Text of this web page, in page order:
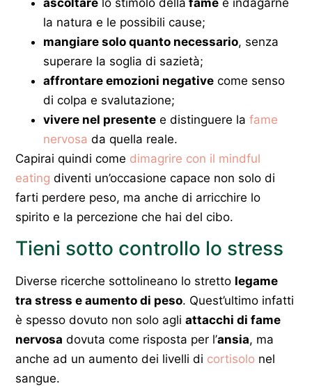
ascoltare lo stimolo della fame e indagarne
la natura e le possibili cause;
mangiare solo quanto necessario, senza
superare la soglia di sazietà;
affrontare emozioni negative come senso
di colpa e svalutazione;
vivere nel presente e distinguere la fame
nervosa da quella reale.
Capirai quindi come dimagrire con il mindful
eating diventi un’occasione capace non solo di
farti perdere peso, ma anche di arricchire lo
spirito e la percezione che hai del cibo.
Tieni sotto controllo lo stress
Diverse ricerche sottolineano lo stretto legame
tra stress e aumento di peso. Quest’ultimo infatti
è spesso dovuto non solo agli attacchi di fame
nervosa dovuta come risposta per l’ansia, ma
anche ad un aumento dei livelli di cortisolo nel
sangue.